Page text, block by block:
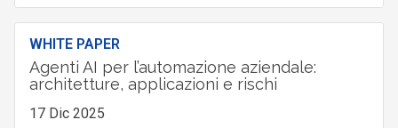
WHITE PAPER
Agenti AI per l’automazione aziendale:
architetture, applicazioni e rischi
17 Dic 2025